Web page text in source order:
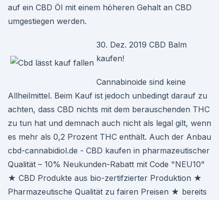
auf ein CBD Öl mit einem höheren Gehalt an CBD
umgestiegen werden.
30. Dez. 2019 CBD Balm
kaufen!
Cannabinoide sind keine
Allheilmittel. Beim Kauf ist jedoch unbedingt darauf zu
achten, dass CBD nichts mit dem berauschenden THC
zu tun hat und demnach auch nicht als legal gilt, wenn
es mehr als 0,2 Prozent THC enthält. Auch der Anbau
cbd-cannabidiol.de - CBD kaufen in pharmazeutischer
Qualität – 10% Neukunden-Rabatt mit Code "NEU10"
★ CBD Produkte aus bio-zertifzierter Produktion ★
Pharmazeutische Qualität zu fairen Preisen ★ bereits